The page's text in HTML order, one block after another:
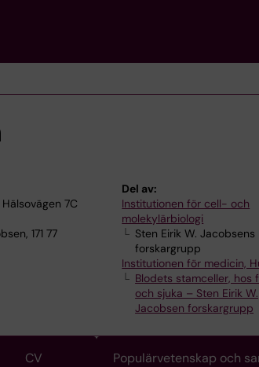
7C
171 77
Del av:
Institutionen för cell- och
molekylärbiologi
Sten Eirik W. Jacobsens
forskargrupp
Institutionen för medicin,
Blodets stamceller, hos
och sjuka – Sten Eirik W.
Jacobsen forskargrupp
CV Populärvetenskap och